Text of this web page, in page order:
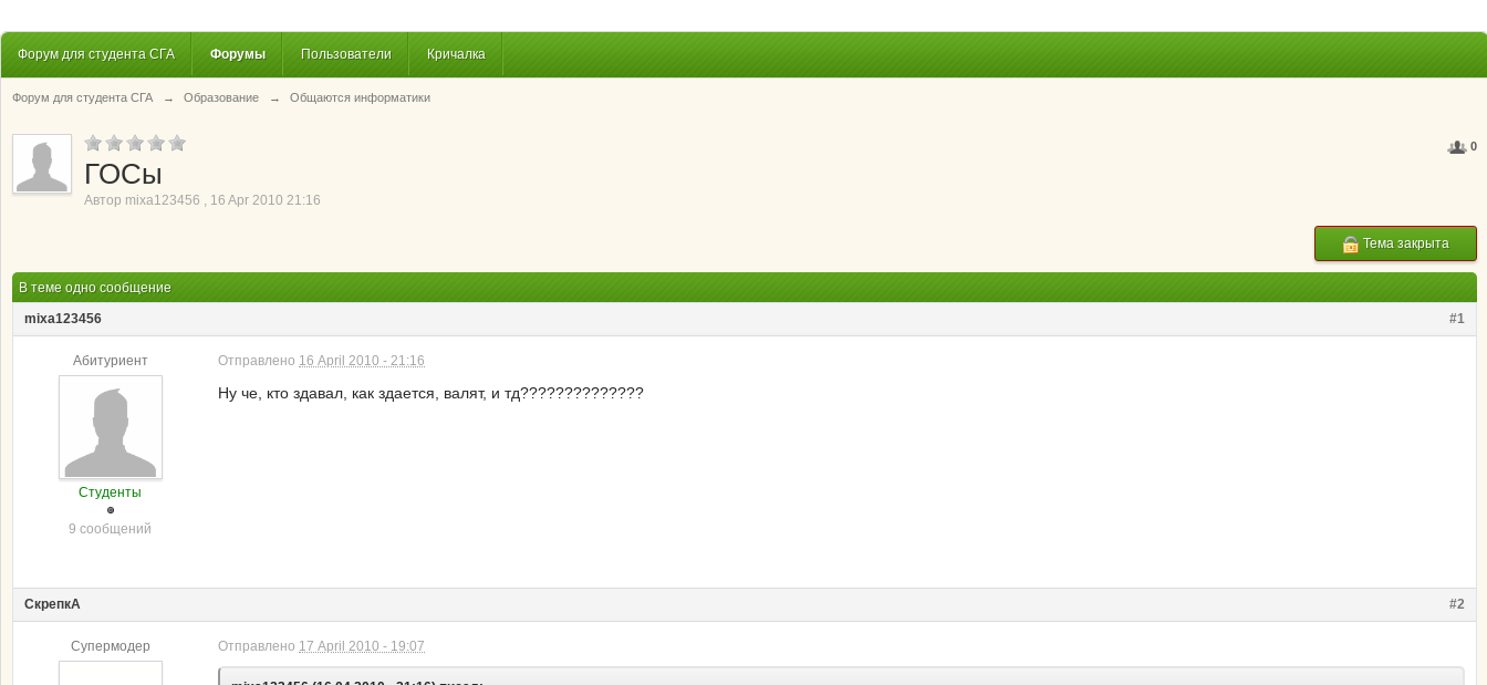
Форум для студента СГА Форумы Пользователи Кричалка
Форум для студента СГА → Образование → Общаются информатики
0
ГОСы
Автор mixa123456 , 16 Apr 2010 21:16
Тема закрыта
В теме одно сообщение
#1
mixa123456
Абитуриент
Студенты
9 сообщений
Отправлено 16 April 2010 - 21:16
Ну че, кто здавал, как здается, валят, и тд??????????????
#2
СкрепкА
Супермодер Отправлено 17 April 2010 - 19:07